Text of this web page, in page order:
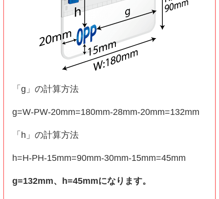
「g」の計算方法
g=W-PW-20mm=180mm-28mm-20mm=132mm
「h」の計算方法
h=H-PH-15mm=90mm-30mm-15mm=45mm
g=132mm、h=45mmになります。